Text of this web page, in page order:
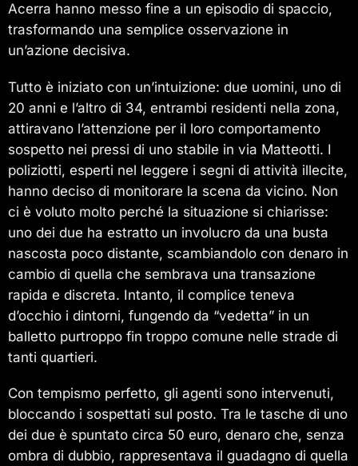
Acerra hanno messo fine a un episodio di spaccio,
trasformando una semplice osservazione in
un’azione decisiva.
Tutto è iniziato con un’intuizione: due uomini, uno di
20 anni e l’altro di 34, entrambi residenti nella zona,
attiravano l’attenzione per il loro comportamento
sospetto nei pressi di uno stabile in via Matteotti. I
poliziotti, esperti nel leggere i segni di attività illecite,
hanno deciso di monitorare la scena da vicino. Non
ci è voluto molto perché la situazione si chiarisse:
uno dei due ha estratto un involucro da una busta
nascosta poco distante, scambiandolo con denaro in
cambio di quella che sembrava una transazione
rapida e discreta. Intanto, il complice teneva
d’occhio i dintorni, fungendo da “vedetta” in un
balletto purtroppo fin troppo comune nelle strade di
tanti quartieri.
Con tempismo perfetto, gli agenti sono intervenuti,
bloccando i sospettati sul posto. Tra le tasche di uno
dei due è spuntato circa 50 euro, denaro che, senza
ombra di dubbio, rappresentava il guadagno di quella